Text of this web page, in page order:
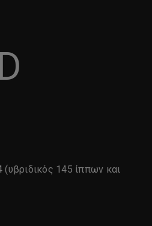
(υβριδικός 145 ίππων και